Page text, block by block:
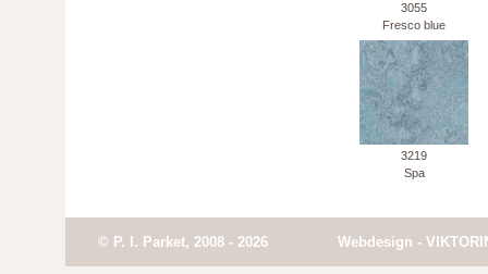
3055
Fresco blue
3219
Spa
© P. I. Parket, 2008 - 2026 Webdesign -